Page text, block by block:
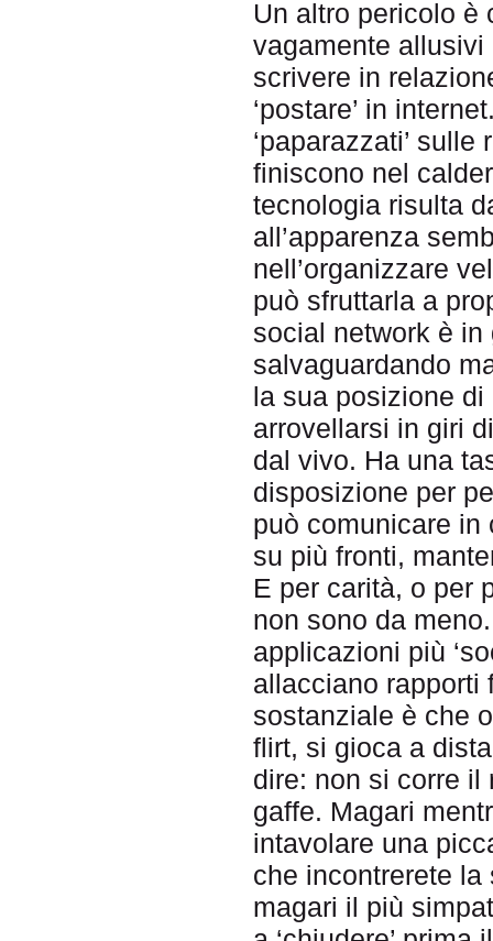
Un altro pericolo è
vagamente
scrivere in
‘postare’ in
‘paparazzati’
finiscono nel
tecnologia risulta
all’apparenza
nell’organizzare
può sfruttarla a
social network è in
salvaguardando
la sua posizione di
arrovellarsi in giri
dal vivo. Ha una
disposizione per
può comunicare in
su più fronti,
E per carità, o per
non sono da
applicazioni più
allacciano rapporti
sostanziale è che
flirt, si gioca a
dire: non si corre il
gaffe. Magari
intavolare una
che incontrerete
magari il più